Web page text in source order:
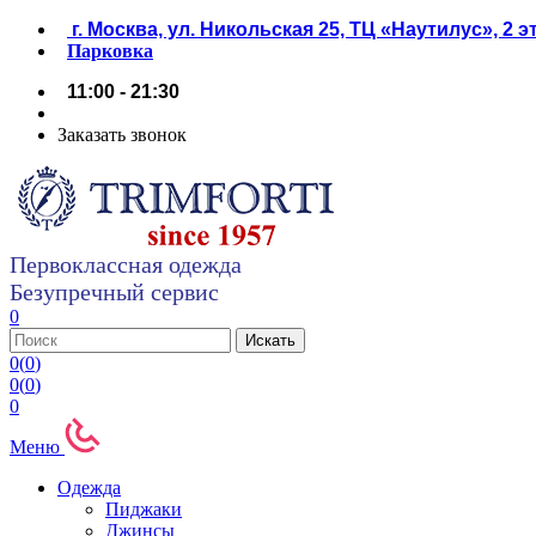
г. Москва, ул. Никольская 25, ТЦ «Наутилус», 2
Парковка
11:00 - 21:30
Заказать звонок
Первоклассная одежда
Безупречный сервис
0
0(0)
0(0)
0
Меню
Одежда
Пиджаки
Джинсы